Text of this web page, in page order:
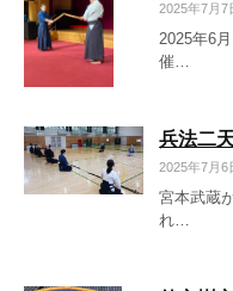
2025年7月7
2025年6
催…
兵法二
2025年7月6
宮本武蔵
れ…